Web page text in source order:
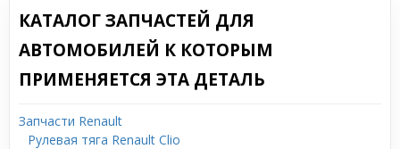
КАТАЛОГ ЗАПЧАСТЕЙ ДЛЯ
АВТОМОБИЛЕЙ К КОТОРЫМ
ПРИМЕНЯЕТСЯ ЭТА ДЕТАЛЬ
Запчасти Renault
Рулевая тяга Renault Clio